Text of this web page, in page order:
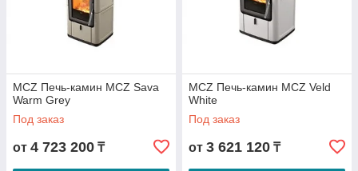
MCZ Печь-камин MCZ Sava
Warm Grey
Под заказ
от 4 723 200 ₸
MCZ Печь-камин MCZ Veld
White
Под заказ
от 3 621 120 ₸